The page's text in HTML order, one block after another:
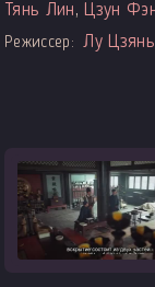
Тянь Лин, Цзун
Режиссер: Лу Цзянь